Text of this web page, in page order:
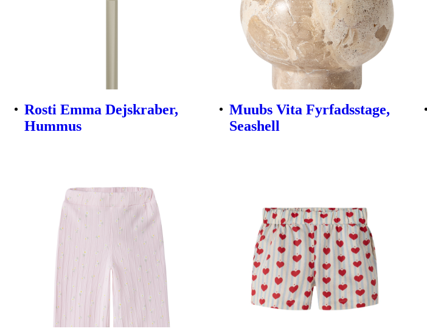
Rosti Emma Dejskraber,
Hummus
Muubs Vita Fyrfadsstage,
Seashell